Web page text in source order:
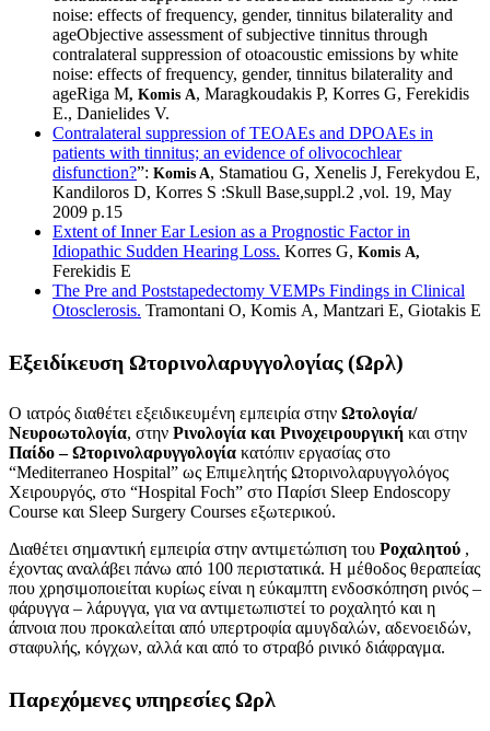
noise: effects of frequency, gender, tinnitus bilaterality and
ageObjective assessment of subjective tinnitus through
contralateral suppression of otoacoustic emissions by white
noise: effects of frequency, gender, tinnitus bilaterality and
ageRiga M, Komis A, Maragkoudakis P, Korres G, Ferekidis
E., Danielides V.
Contralateral suppression of TEOAEs and DPOAEs in
patients with tinnitus; an evidence of olivocochlear
disfunction?”: Komis A, Stamatiou G, Xenelis J, Ferekydou E,
Kandiloros D, Korres S :Skull Base,suppl.2 ,vol. 19, May
2009 p.15
Extent of Inner Ear Lesion as a Prognostic Factor in
Idiopathic Sudden Hearing Loss. Korres G, Komis A,
Ferekidis E
The Pre and Poststapedectomy VEMPs Findings in Clinical
Otosclerosis. Tramontani O, Komis A, Mantzari E, Giotakis E
Εξειδίκευση Ωτορινολαρυγγολογίας(Ωρλ)
Ο ιατρός διαθέτει εξειδικευμένη εμπειρία στην Ωτολογία/
Νευροωτολογία, στην Ρινολογία και Ρινοχειρουργική και στην
Παίδο–Ωτορινολαρυγγολογία κατόπιν εργασίας στο
“Mediterraneo Hospital” ως Επιμελητής Ωτορινολαρυγγολόγος
Χειρουργός, στο “Hospital Foch” στο Παρίσι Sleep Endoscopy
Course και Sleep Surgery Courses εξωτερικού.
Διαθέτει σημαντική εμπειρία στην αντιμετώπιση του Ροχαλητού ,
έχοντας αναλάβει πάνω από 100 περιστατικά. Η μέθοδος θεραπείας
που χρησιμοποιείται κυρίως είναι η εύκαμπτη ενδοσκόπηση ρινός –
φάρυγγα – λάρυγγα, για να αντιμετωπιστεί το ροχαλητό και η
άπνοια που προκαλείται από υπερτροφία αμυγδαλών, αδενοειδών,
σταφυλής, κόγχων, αλλά και από το στραβό ρινικό διάφραγμα.
Παρεχόμενες υπηρεσίες Ωρλ